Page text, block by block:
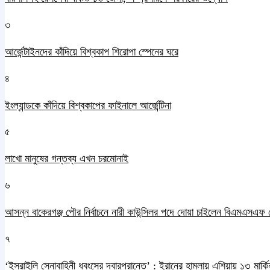
৩
আর্জেন্টাইনদের কাঁদিয়ে বিশ্বকাপ শিরোপা স্পেনের ঘরে
৪
ইংল্যান্ডকে কাঁদিয়ে বিশ্বকাপের ফাইনালে আর্জেন্টিনা
৫
লাখো মানুষের গন্তব্য এখন চরমোনাই
৬
আসন্ন বাকেরগঞ্জ পৌর নির্বাচনে নারী কাউন্সিলর পদে দোয়া চাইলেন বিএমএসএফ
৭
‘ইসরাইলি সেনাবাহিনী ধ্বংসের দ্বারপ্রান্তে’ : ইরানের হামলায় এশিয়ায় ১৩